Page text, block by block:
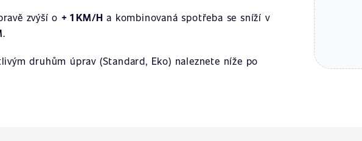
zvýší o + 1 KM/H a kombinovaná spotřeba se sníží v
.
druhům úprav (Standard, Eko) naleznete níže po